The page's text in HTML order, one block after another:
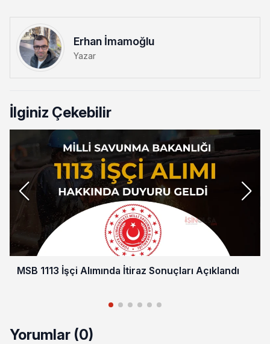
Erhan İmamoğlu
Yazar
İlginiz Çekebilir
MSB 1113 İşçi Alımında İtiraz Sonuçları Açıklandı
Yorumlar (0)